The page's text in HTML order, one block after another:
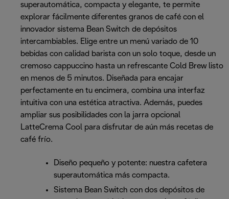
superautomática, compacta y elegante, te permite
explorar fácilmente diferentes granos de café con el
innovador sistema Bean Switch de depósitos
intercambiables. Elige entre un menú variado de 10
bebidas con calidad barista con un solo toque, desde un
cremoso cappuccino hasta un refrescante Cold Brew listo
en menos de 5 minutos. Diseñada para encajar
perfectamente en tu encimera, combina una interfaz
intuitiva con una estética atractiva. Además, puedes
ampliar sus posibilidades con la jarra opcional
LatteCrema Cool para disfrutar de aún más recetas de
café frío.
Diseño pequeño y potente: nuestra cafetera
superautomática más compacta.
Sistema Bean Switch con dos depósitos de